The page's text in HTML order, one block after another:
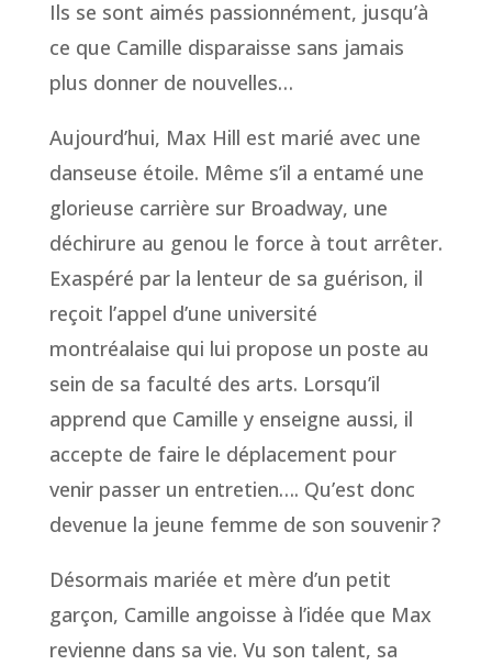
Ils se sont aimés passionnément, jusqu’à
ce que Camille disparaisse sans jamais
plus donner de nouvelles…
Aujourd’hui, Max Hill est marié avec une
danseuse étoile. Même s’il a entamé une
glorieuse carrière sur Broadway, une
déchirure au genou le force à tout arrêter.
Exaspéré par la lenteur de sa guérison, il
reçoit l’appel d’une université
montréalaise qui lui propose un poste au
sein de sa faculté des arts. Lorsqu’il
apprend que Camille y enseigne aussi, il
accepte de faire le déplacement pour
venir passer un entretien…. Qu’est donc
devenue la jeune femme de son souvenir ?
Désormais mariée et mère d’un petit
garçon, Camille angoisse à l’idée que Max
revienne dans sa vie. Vu son talent, sa